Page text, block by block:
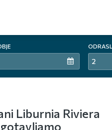
2
Liburnia Riviera